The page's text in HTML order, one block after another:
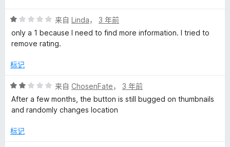
/
5
评
分
1
5
来自 Linda， 3 年前
only a 1 because I need to find more information. I tried to
remove rating.
标记
评
分
2
5
来自 ChosenFate， 3 年前
After a few months, the button is still bugged on thumbnails
and randomly changes location
标记